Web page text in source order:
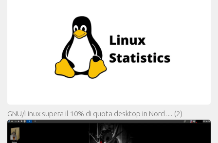
GNU/Linux supera il 10% di quota desktop in Nord… (2)